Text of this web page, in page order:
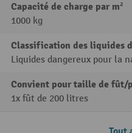
Capacité de charge par m²
1000 kg
Classification des liquides
Liquides dangereux pour la
Convient pour taille de fût/
1x fût de 200 litres